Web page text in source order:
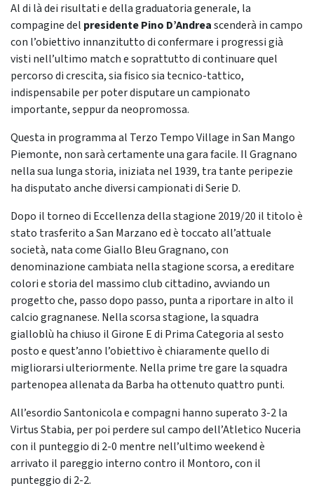
Al di là dei risultati e della graduatoria generale, la
compagine del presidente Pino D’Andreascenderà in campo
con l’obiettivo innanzitutto di confermare i progressi già
visti nell’ultimo match e soprattutto di continuare quel
percorso di crescita, sia fisico sia tecnico-tattico,
indispensabile per poter disputare un campionato
importante, seppur da neopromossa.
Questa in programma al Terzo Tempo Village in San Mango
Piemonte, non sarà certamente una gara facile. Il Gragnano
nella sua lunga storia, iniziata nel 1939, tra tante peripezie
ha disputato anche diversi campionati di Serie D.
Dopo il torneo di Eccellenza della stagione 2019/20 il titolo è
stato trasferito a San Marzano ed è toccato all’attuale
società, nata come Giallo Bleu Gragnano, con
denominazione cambiata nella stagione scorsa, a ereditare
colori e storia del massimo club cittadino, avviando un
progetto che, passo dopo passo, punta a riportare in alto il
calcio gragnanese. Nella scorsa stagione, la squadra
gialloblù ha chiuso il Girone E di Prima Categoria al sesto
posto e quest’anno l’obiettivo è chiaramente quello di
migliorarsi ulteriormente. Nella prime tre gare la squadra
partenopea allenata da Barba ha ottenuto quattro punti.
All’esordio Santonicola e compagni hanno superato 3-2 la
Virtus Stabia, per poi perdere sul campo dell’Atletico Nuceria
con il punteggio di 2-0 mentre nell’ultimo weekend è
arrivato il pareggio interno contro il Montoro, con il
punteggio di 2-2.